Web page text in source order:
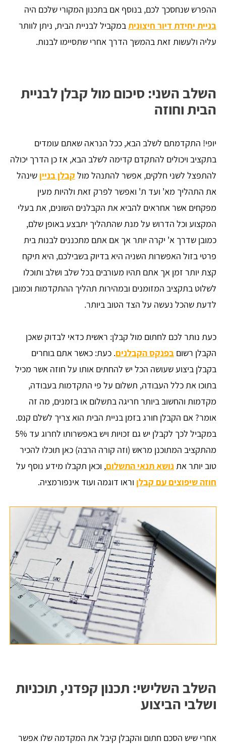
ההפרש שנחסכך לכם, בנוסף אם בתכנון המקורי שלכם היה
בניית יחידת דיור חיצוניתבמקביל לבניית הבית, ניתן לוותר
עליה ולעשות זאת בהמשך הדרך אחרי שתסיימו לבנות.
השלב השני: סיכום מול קבלן לבניית
הבית וחוזה
יופי! התקדמתם לשלב הבא, ככל הנראה שאתם עומדים
בתקציב ויכולים להתקדם קדימה לשלב הבא, אז כן הדרך יכולה
להתפצל לשני חלקים, אפשר להתנהל מול קבלן בניין שינהל
את התהליך מא' ועד ת' ואפשר לפרק זאת ולהיות מעין
מפקחים אשר אחראים להביא את הקבלנים השונים, את בעלי
המקצוע וכל הדרוש על מנת שהתהליך יתבצע באופן שלם,
כמובן שדרך א' יקרה יותר אך אם אתם מתכננים לבנות בית
פרטי בזול האפשרות השניה היא בדיוק בשבילכם, היא תיקח
קצת יותר זמן אך אתם תהיו מעורבים בכל שלב ושלב ותוכלו
לשלוט בתקציב המזומנים ובמהירות תהליך ההתקדמות וכמובן
לדעת שהכל נעשה על הצד הטוב ביותר.
כעת נותר לכם לחתום מול קבלן: ראשית כדאי לבדוק שאכן
הקבלן רשום בפנקס הקבלנים. כעת: כאשר אתם בוחרים
בקבלן ביצוע שעושה הכל יש להחתים אותו על חוזה אשר מכיל
בתוכו את כלל העבודה, תשלום על פי התקדמות בעבודה,
מקדמות והחשוב ביותר חריגה בתשלום או בזמנים, מה זה
אומר? אם הקבלן חורג בזמן בניית הבית הוא צריך לשלם קנס.
במקביל לכך לקבלן יש גם זכויות ויש באפשרותו לחרוג עד 5%
מהתקציב המתוכנן מראש (וזה קורה הרבה) כאן תוכלו להכיר
טוב יותר את נושא תנאי התשלום, וכאן תקבלו מידע נוסף על
חוזה שיפוצים עם קבלן וראו דוגמה ועוד אינפורמציה.
השלב השלישי: תכנון קפדני, תוכניות
ושלבי הביצוע
אחרי שיש הסכם חתום והקבלן קיבל את המקדמה שלו אפשר